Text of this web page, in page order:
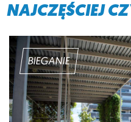
NAJCZĘŚCIEJ
BIEGANIE